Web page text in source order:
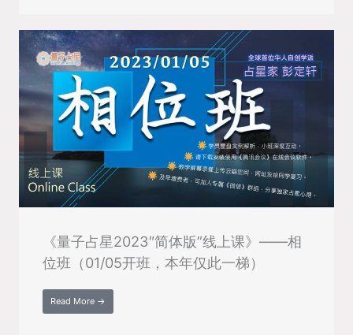
《量子占星2023″简体版”线上课》——相
位班（01/05开班，本年仅此一梯）
Read More →